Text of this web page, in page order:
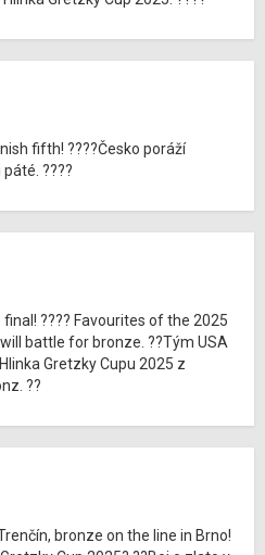
fifth! ????Česko poráží
????
???? Favourites of the 2025
battle for bronze. ??Tým USA
Gretzky Cupu 2025 z
??
bronze on the line in Brno!